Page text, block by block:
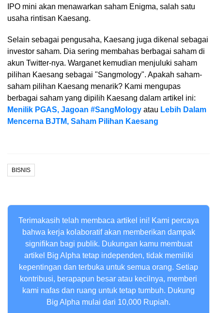
IPO mini akan menawarkan saham Enigma, salah satu
usaha rintisan Kaesang.
Selain sebagai pengusaha, Kaesang juga dikenal sebagai
investor saham. Dia sering membahas berbagai saham di
akun Twitter-nya. Warganet kemudian menjuluki saham
pilihan Kaesang sebagai "Sangmology". Apakah saham-
saham pilihan Kaesang menarik? Kami mengupas
berbagai saham yang dipilih Kaesang dalam artikel ini:
Menilik PGAS, Jagoan #SangMology atau Lebih Dalam
Mencerna BJTM, Saham Pilihan Kaesang
BISNIS
Terimakasih telah membaca artikel ini! Kami percaya
bahwa kerja kolaboratif akan memberikan dampak
signifikan bagi publik. Dukungan kamu membuat
artikel Big Alpha tetap independen, tidak memiliki
kepentingan dan terbuka untuk semua orang. Setiap
kontribusi, berapapun besar atau kecilnya, memberi
kami nafas dan ruang untuk tetap tumbuh. Dukung
Big Alpha mulai dari 10,000 Rupiah.